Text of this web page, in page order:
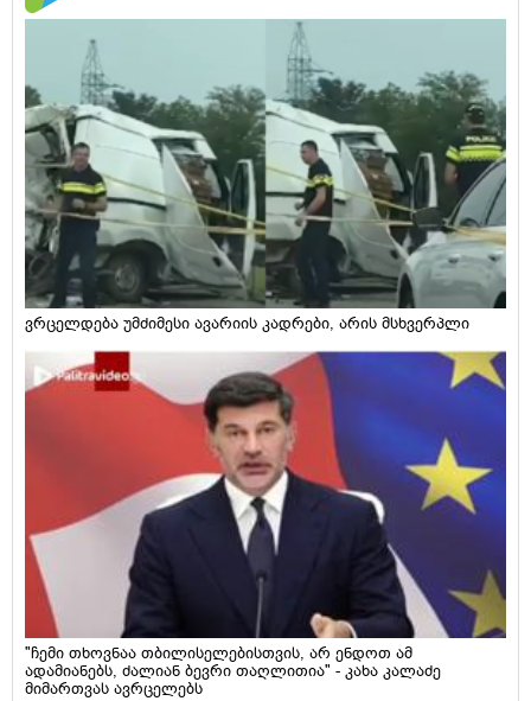
ვრცელდება უმძიმესი ავარიის კადრები, არის მსხვერპლი
"ჩემი თხოვნაა თბილისელებისთვის, არ ენდოთ ამ
ადამიანებს, ძალიან ბევრი თაღლითია" - კახა კალაძე
მიმართვას ავრცელებს